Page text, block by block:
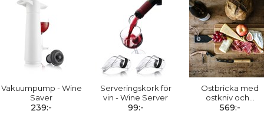
Vakuumpump - Wine
Saver
239:-
Serveringskork för
vin - Wine Server
99:-
Ostbricka med
ostkniv och
569:-